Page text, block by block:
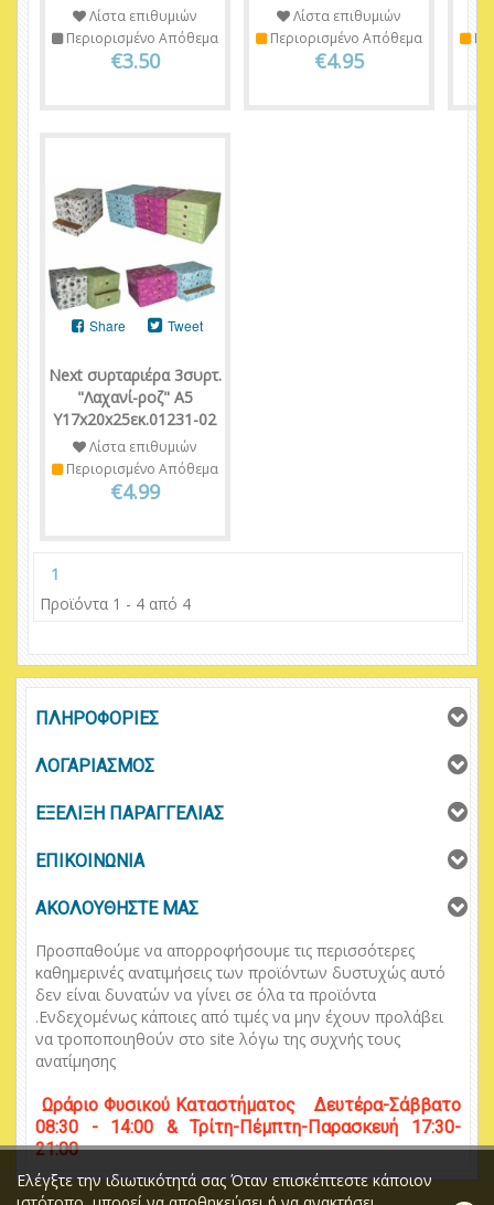
Λίστα επιθυμιών
Περιορισμένο Απόθεμα
€3.50
Λίστα επιθυμιών
Περιορισμένο Απόθεμα
€4.95
Next συρταριέρα 3συρτ.
"Λαχανί-ροζ" Α5
Υ17x20x25εκ.01231-02
Share Tweet
Λίστα επιθυμιών
Περιορισμένο Απόθεμα
€4.99
1
Προϊόντα 1 - 4 από 4
ΠΛΗΡΟΦΟΡΙΕΣ
ΛΟΓΑΡΙΑΣΜΟΣ
ΕΞΕΛΙΞΗ ΠΑΡΑΓΓΕΛΙΑΣ
ΕΠΙΚΟΙΝΩΝΙΑ
ΑΚΟΛΟΥΘΗΣΤΕ ΜΑΣ
Προσπαθούμε να απορροφήσουμε τις περισσότερες
καθημερινές ανατιμήσεις των προϊόντων δυστυχώς αυτό
δεν είναι δυνατών να γίνει σε όλα τα προϊόντα
.Ενδεχομένως κάποιες από τιμές να μην έχουν προλάβει
να τροποποιηθούν στο site λόγω της συχνής τους
ανατίμησης
Ωράριο Φυσικού Καταστήματος Δευτέρα-Σάββατο
08:30 - 14:00 & Τρίτη-Πέμπτη-Παρασκευή 17:30-
21:00
Ελέγξτε την ιδιωτικότητά σας Όταν επισκέπτεστε κάποιον